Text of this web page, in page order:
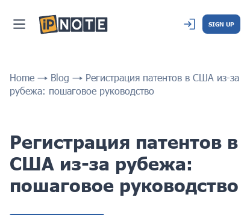
SIGN UP
Home Blog
Регистрация патентов в США из-за
рубежа: пошаговое руководство
Регистрация патентов в
США из-за рубежа:
пошаговое руководство